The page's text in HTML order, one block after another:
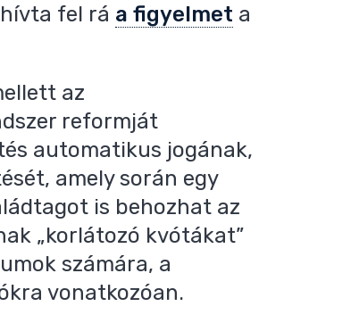
fel rá a figyelmet a
az
reformját
automatikus jogának,
amely során egy
is behozhat az
„korlátozó kvótákat”
számára, a
vonatkozóan.